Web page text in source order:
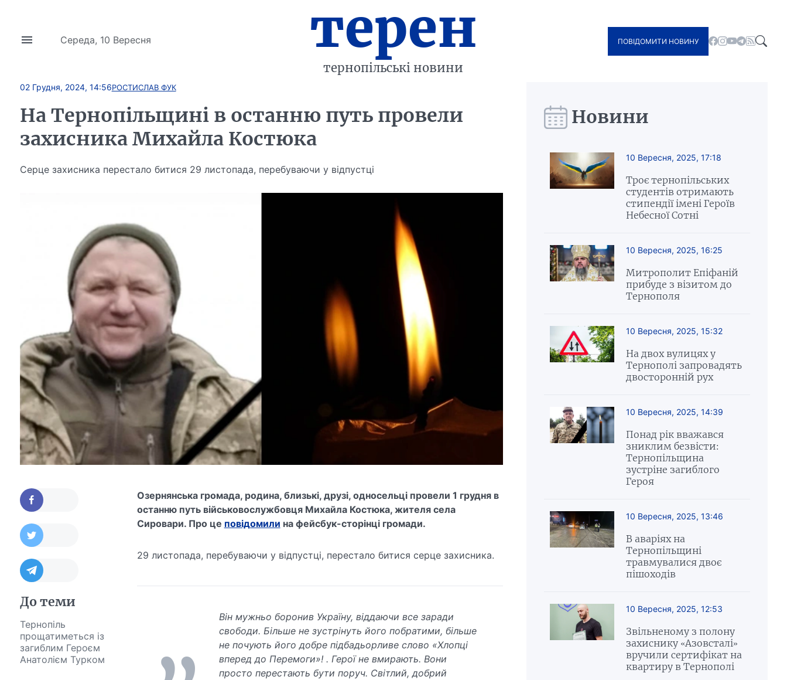
Середа, 10 Вересня терен
тернопільські новини
ПОВІДОМИТИ НОВИНУ
02 Грудня, 2024, 14:56РОСТИСЛАВ ФУК
На Тернопільщині в останню путь провели
захисника Михайла Костюка
Серце захисника перестало битися 29 листопада, перебуваючи у відпустці
До теми
Тернопіль
прощатиметься із
загиблим Героєм
Анатолієм Турком
Озернянська громада, родина, близькі, друзі, односельці провели 1 грудня в
останню путь військовослужбовця Михайла Костюка, жителя села
Сировари. Про це повідомили на фейсбук-сторінці громади.
29 листопада, перебуваючи у відпустці, перестало битися серце захисника.
Він мужньо боронив Україну, віддаючи все заради
свободи. Більше не зустрінуть його побратими, більше
не почують його добре підбадьорливе слово «Хлопці
вперед до Перемоги»! . Герої не вмирають. Вони
просто перестають бути поруч. Світлий, добрий
Новини
10 Вересня, 2025, 17:18
Троє тернопільських
студентів отримають
стипендії імені Героїв
Небесної Сотні
10 Вересня, 2025, 16:25
Митрополит Епіфаній
прибуде з візитом до
Тернополя
10 Вересня, 2025, 15:32
На двох вулицях у
Тернополі запровадять
двосторонній рух
10 Вересня, 2025, 14:39
Понад рік вважався
зниклим безвісти:
Тернопільщина
зустріне загиблого
Героя
10 Вересня, 2025, 13:46
В аваріях на
Тернопільщині
травмувалися двоє
пішоходів
10 Вересня, 2025, 12:53
Звільненому з полону
захиснику «Азовсталі»
вручили сертифікат на
квартиру в Тернополі